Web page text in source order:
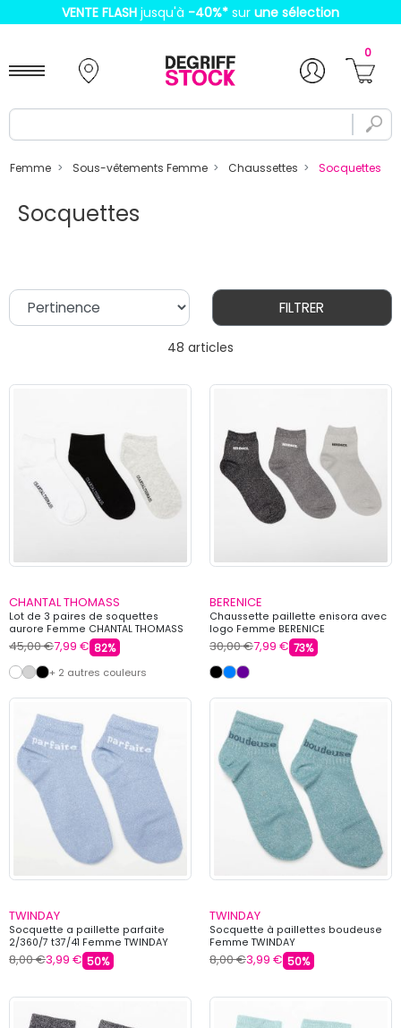
VENTE FLASH jusqu'à -40%* sur une sélection
0
Femme Sous-vêtements Femme Chaussettes Socquettes
Socquettes
48 articles
FILTRER
CHANTAL THOMASS
Lot de 3 paires de soquettes
aurore Femme CHANTAL THOMASS
45,00 €7,99 € 82%
+ 2 autres couleurs
BERENICE
Chaussette paillette enisora avec
logo Femme BERENICE
30,00 €7,99 € 73%
TWINDAY
Socquette a paillette parfaite
2/360/7 t37/41 Femme TWINDAY
8,00 €3,99 € 50%
TWINDAY
Socquette à paillettes boudeuse
Femme TWINDAY
8,00 €3,99 € 50%